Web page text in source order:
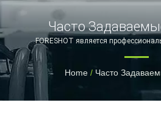
Часто
(FAQ)
FORESHOT является
Home / Часто